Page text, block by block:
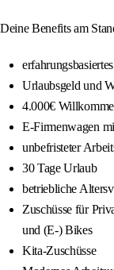
Deine Benefits am
Urlaubsgeld und
4.000€
E-Firmenwagen
unbefristeter
30 Tage Urlaub
betriebliche
Zuschüsse für
und (E-) Bikes
Kita-Zuschüsse